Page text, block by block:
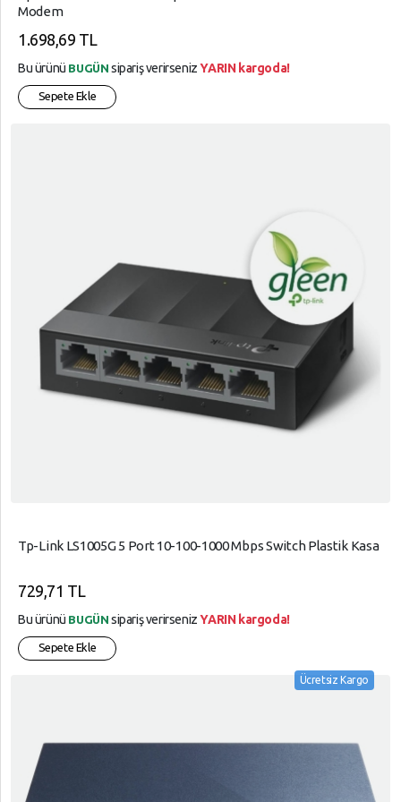
Modem
1.698,69 TL
Bu ürünü BUGÜN sipariş verirsenizYARIN kargoda!
Sepete Ekle
Tp-Link LS1005G 5 Port 10-100-1000 Mbps Switch Plastik Kasa
729,71 TL
Bu ürünü BUGÜN sipariş verirsenizYARIN kargoda!
Sepete Ekle
Ücretsiz Kargo